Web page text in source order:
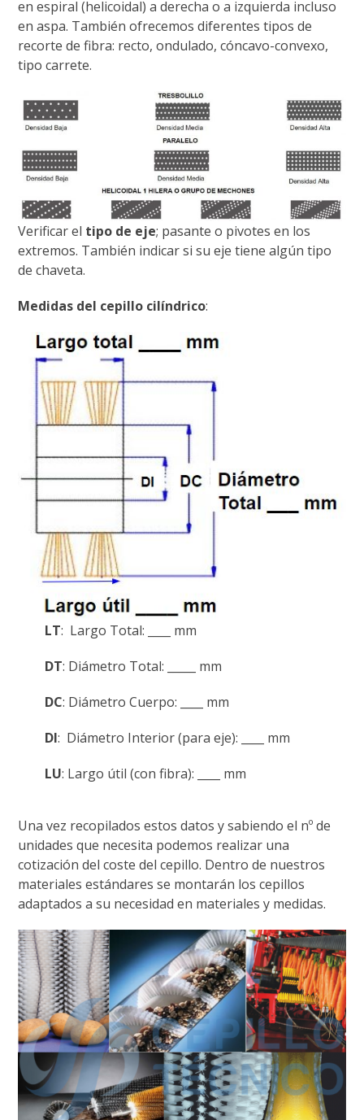
en espiral (helicoidal) a derecha o a izquierda incluso
en aspa. También ofrecemos diferentes tipos de
recorte de fibra: recto, ondulado, cóncavo-convexo,
tipo carrete.
Verificar el tipo de eje; pasante o pivotes en los
extremos. También indicar si su eje tiene algún tipo
de chaveta.
Medidas del cepillo cilíndrico:
LT: Largo Total: ____ mm
DT: Diámetro Total: _____ mm
DC: Diámetro Cuerpo: ____ mm
DI: Diámetro Interior (para eje): ____ mm
LU: Largo útil (con fibra): ____ mm
Una vez recopilados estos datos y sabiendo el nº de
unidades que necesita podemos realizar una
cotización del coste del cepillo. Dentro de nuestros
materiales estándares se montarán los cepillos
adaptados a su necesidad en materiales y medidas.